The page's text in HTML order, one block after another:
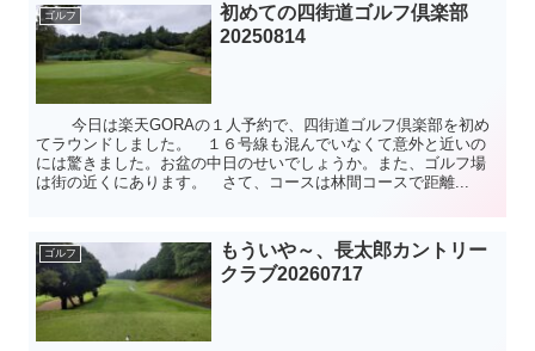
ゴルフ
初めての四街道ゴルフ倶楽部
20250814
今日は楽天GORAの１人予約で、四街道ゴルフ倶楽部を初め
てラウンドしました。 １６号線も混んでいなくて意外と近いの
には驚きました。お盆の中日のせいでしょうか。また、ゴルフ場
は街の近くにあります。 さて、コースは林間コースで距離...
ゴルフ
もういや～、長太郎カントリー
クラブ20260717